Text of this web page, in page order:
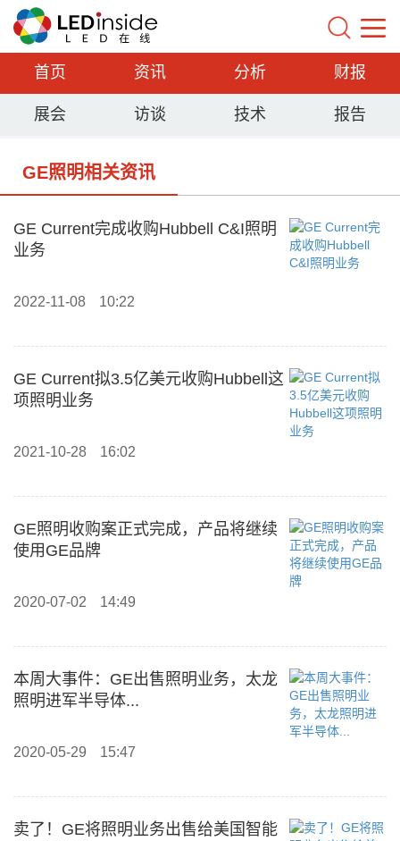
首页 资讯 分析 财报
展会 访谈 技术 报告
GE照明相关资讯
GE Current完成收购Hubbell C&I照明
业务
2022-11-08 10:22
GE Current拟3.5亿美元收购Hubbell这
项照明业务
2021-10-28 16:02
GE照明收购案正式完成，产品将继续
使用GE品牌
2020-07-02 14:49
本周大事件：GE出售照明业务，太龙
照明进军半导体...
2020-05-29 15:47
卖了！GE将照明业务出售给美国智能